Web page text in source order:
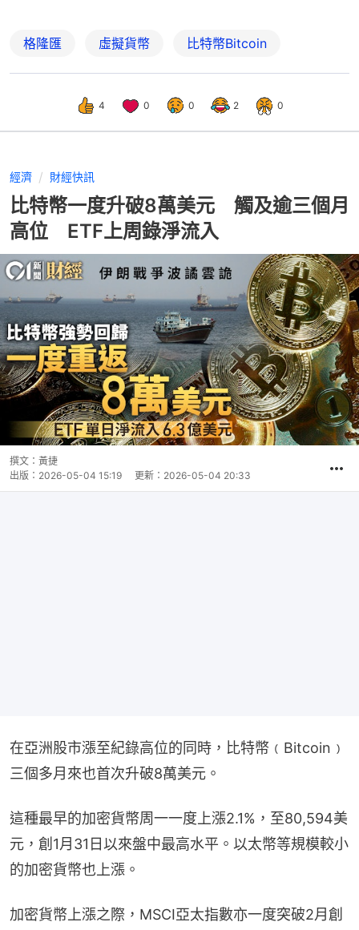
格隆匯 虛擬貨幣 比特幣Bitcoin
4 0 0 2 0
經濟 財經快訊
比特幣一度升破8萬美元 觸及逾三個月
高位 ETF上周錄淨流入
撰文： 黃捷
出版： 2026-05-04 15:19 更新： 2026-05-04 20:33
在亞洲股市漲至紀錄高位的同時，比特幣﹙Bitcoin﹚
三個多月來也首次升破8萬美元。
這種最早的加密貨幣周一一度上漲2.1%，至80,594美
元，創1月31日以來盤中最高水平。以太幣等規模較小
的加密貨幣也上漲。
加密貨幣上漲之際，MSCI亞太指數亦一度突破2月創